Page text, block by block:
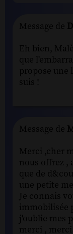
Message de
Eh bien,
que
propose une
suis !
Message de
Merci ,cher
nous offrez ,
que de
une petite
Je connais
immobilisée
j'oublie mes
merci , merci.